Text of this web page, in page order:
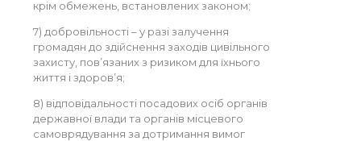
крім обмежень, встановлених законом;
7) добровільності – у разі залучення
громадян до здійснення заходів цивільного
захисту, пов’язаних з ризиком для їхнього
життя і здоров’я;
8) відповідальності посадових осіб органів
державної влади та органів місцевого
самоврядування за дотримання вимог